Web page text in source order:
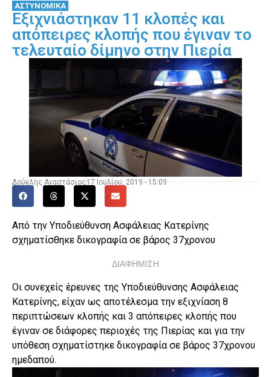
ΑΣΤΥΝΟΜΙΚΑ
Εξιχνιάστηκαν 11 κλοπές και
απόπειρες κλοπής που έγιναν το
τελευταίο δίμηνο στην Πιερία
Δούκλης Αναστάσιος 17 Ιουλίου, 2019 - 15:09
Από την Υποδιεύθυνση Ασφάλειας Κατερίνης
σχηματίσθηκε δικογραφία σε βάρος 37χρονου
ΔΙΑΦΗΜΙΣΗ
Οι συνεχείς έρευνες της Υποδιεύθυνσης Ασφάλειας
Κατερίνης, είχαν ως αποτέλεσμα την εξιχνίαση 8
περιπτώσεων κλοπής και 3 απόπειρες κλοπής που
έγιναν σε διάφορες περιοχές της Πιερίας και για την
υπόθεση σχηματίστηκε δικογραφία σε βάρος 37χρονου
ημεδαπού.